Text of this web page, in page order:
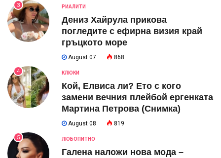
3 РИАЛИТИ
Дениз Хайрула прикова
погледите с ефирна визия край
гръцкото море
August 07 868
4 КЛЮКИ
Кой, Елвиса ли? Ето с кого
замени вечния плейбой ергенката
Мартина Петрова (Снимка)
August 08 819
5 ЛЮБОПИТНО
Галена наложи нова мода –